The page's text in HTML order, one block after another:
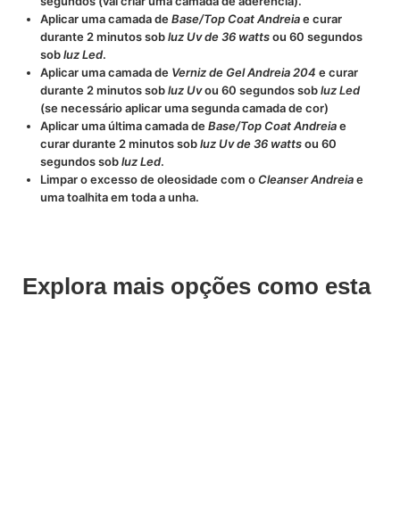
Aplicar uma camada deBase/Top Coat Andreiae curar
durante 2 minutos sobluz Uv de 36 wattsou 60 segundos
sobluz Led.
Aplicar uma camada de Verniz de Gel Andreia 204 e curar
durante 2 minutos sobluz Uvou 60 segundos sobluz Led
(se necessário aplicar uma segunda camada de cor)
Aplicar uma última camada deBase/Top Coat Andreiae
curar durante 2 minutos sobluz Uv de 36 wattsou 60
segundos sobluz Led.
Limpar o excesso de oleosidade com o Cleanser Andreiae
uma toalhita em toda a unha.
Explora mais opções como esta